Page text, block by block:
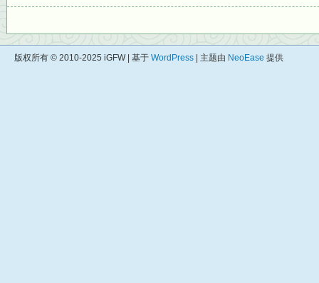
版权所有 © 2010-2025 iGFW | 基于 WordPress | 主题由 NeoEase 提供